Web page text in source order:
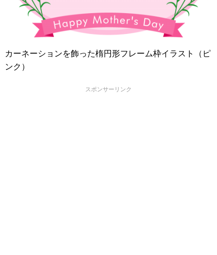
カーネーションを飾った楕円形フレーム枠イラスト（ピ
ンク）
スポンサーリンク